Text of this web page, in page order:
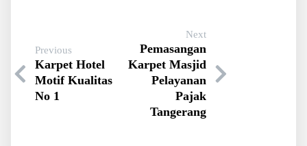
Previous
Karpet Hotel
Motif Kualitas
No 1
Next
Pemasangan
Karpet Masjid
Pelayanan
Pajak
Tangerang